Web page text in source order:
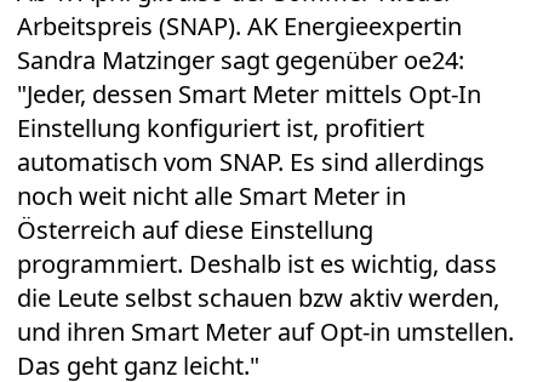
Arbeitspreis (SNAP). AK Energieexpertin
Sandra Matzinger sagt gegenüber oe24:
"Jeder, dessen Smart Meter mittels Opt-In
Einstellung konfiguriert ist, profitiert
automatisch vom SNAP. Es sind allerdings
noch weit nicht alle Smart Meter in
Österreich auf diese Einstellung
programmiert. Deshalb ist es wichtig, dass
die Leute selbst schauen bzw aktiv werden,
und ihren Smart Meter auf Opt-in umstellen.
Das geht ganz leicht."